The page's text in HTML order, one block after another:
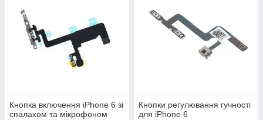
Кнопка включення iPhone 6 зі
спалахом та мікрофоном
Кнопки регулювання гучності
для iPhone 6